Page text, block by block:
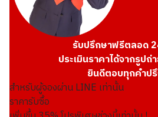
Hermes Bear Souffle Leather Black
รับปรึกษาฟรีตลอด
ประเมินราคาได้จากรูปถ่
ยินดีตอบทุกคำป
สำหรับผู้จองผ่าน LINE เท่านั้น
ราคารับซื้อ